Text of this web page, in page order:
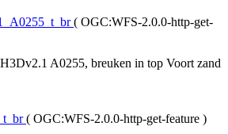
( OGC:WFS-2.0.0-http-get-
A0255, breuken in top Voort zand
( OGC:WFS-2.0.0-http-get-feature )